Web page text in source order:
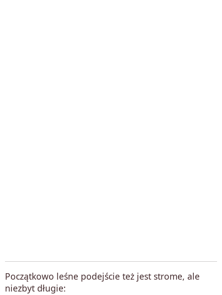
Początkowo leśne podejście też jest strome, ale
niezbyt długie: